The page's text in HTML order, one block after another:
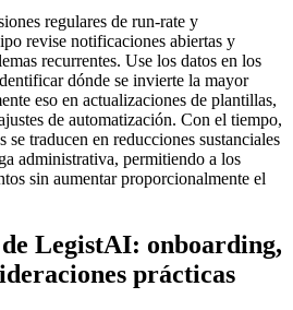
regulares de run-rate y
revise notificaciones abiertas y
recurrentes. Use los datos en los
dónde se invierte la mayor
eso en actualizaciones de plantillas,
de automatización. Con el tiempo,
se traducen en reducciones sustanciales
administrativa, permitiendo a los
sin aumentar proporcionalmente el
LegistAI: onboarding,
prácticas